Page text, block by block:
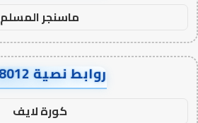
ماسنجر المسلم
روابط نصية AA18012
كورة لايف